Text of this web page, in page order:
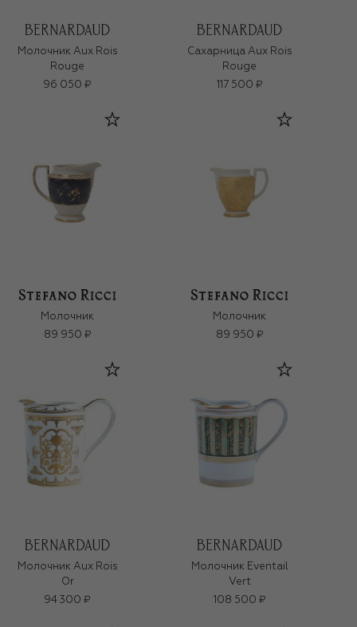
Молочник Aux Rois
Rouge
96 050 ₽
Сахарница Aux Rois
Rouge
117 500 ₽
Молочник
89 950 ₽
Молочник
89 950 ₽
Молочник Aux Rois
Or
94 300 ₽
Молочник Eventail
Vert
108 500 ₽